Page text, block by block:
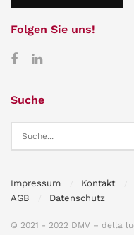
Folgen Sie uns!
Suche
Impressum Kontakt
AGB
Datenschutz
© 2021 - 2022 DMV – della